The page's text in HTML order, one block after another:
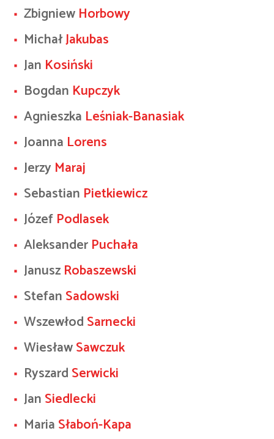
ZbigniewHorbowy
MichałJakubas
Jan Kosiński
Bogdan Kupczyk
Agnieszka Leśniak-Banasiak
Joanna Lorens
Jerzy Maraj
Sebastian Pietkiewicz
JózefPodlasek
AleksanderPuchała
JanuszRobaszewski
StefanSadowski
WszewłodSarnecki
WiesławSawczuk
RyszardSerwicki
JanSiedlecki
MariaSłaboń-Kapa